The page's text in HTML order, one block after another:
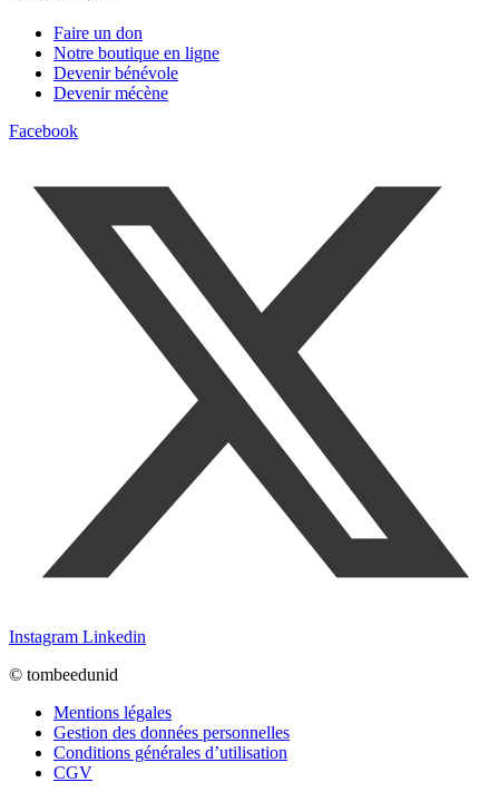
Faire un don
Notre boutique en ligne
Devenir bénévole
Devenir mécène
Facebook
Instagram Linkedin
© tombeedunid
Mentions légales
Gestion des données personnelles
Conditions générales d’utilisation
CGV